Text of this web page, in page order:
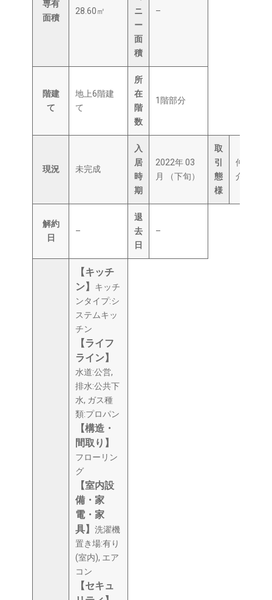
専有
面積
28.60㎡
ニ
ー
面
積
–
階建
て
地上6階建
て
所
在
階
数
1階部分
現況 未完成
入
居
時
期
2022年 03
月 （下旬）
取
引
態
様
仲
介
解約
日
–
退
去
日
–
【キッチ
ン】
キッチ
ンタイプ:シ
ステムキッ
チン
【ライフ
ライン】
水道:公営,
排水:公共下
水, ガス種
類:プロパン
【構造・
間取り】
フローリン
グ
【室内設
備・家
電・家
具】洗濯機
置き場:有り
(室内), エア
コン
【セキュ